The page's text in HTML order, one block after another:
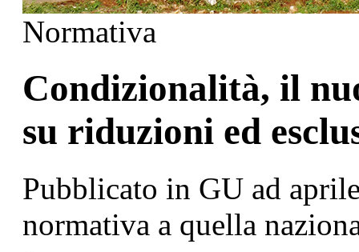
Normativa
Condizionalità, il
su riduzioni ed
Pubblicato in GU ad
normativa a quella